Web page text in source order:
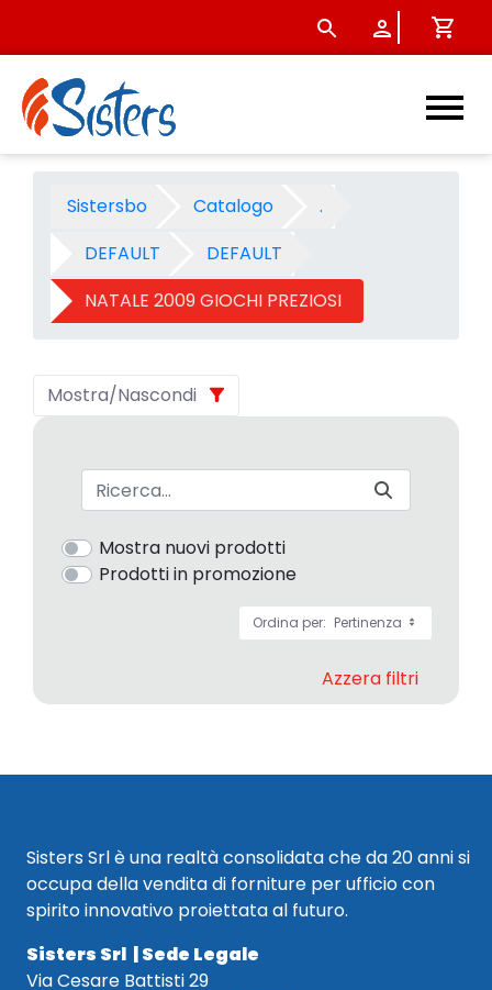
NATALE 2009 GIOCHI
Sistersbo Catalogo
.
DEFAULT
DEFAULT
NATALE 2009 GIOCHI PREZIOSI
Mostra/Nascondi
Barra di ricerca
Mostra nuovi prodotti
Prodotti in promozione
Ordina per: Pertinenza
Azzera filtri
Sisters Srl è una realtà consolidata che da 20 anni si
occupa della vendita di forniture per ufficio con
spirito innovativo proiettata al futuro.
Sisters Srl | Sede Legale
Via Cesare Battisti 29